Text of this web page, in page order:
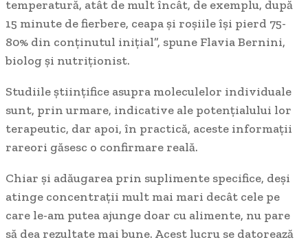
temperatură, atât de mult încât, de exemplu, după
15 minute de fierbere, ceapa şi roşiile îşi pierd 75-
80% din conţinutul iniţial”, spune Flavia Bernini,
biolog şi nutriţionist.
Studiile ştiinţifice asupra moleculelor individuale
sunt, prin urmare, indicative ale potenţialului lor
terapeutic, dar apoi, în practică, aceste informaţii
rareori găsesc o confirmare reală.
Chiar şi adăugarea prin suplimente specifice, deşi
atinge concentraţii mult mai mari decât cele pe
care le-am putea ajunge doar cu alimente, nu pare
să dea rezultate mai bune. Acest lucru se datorează